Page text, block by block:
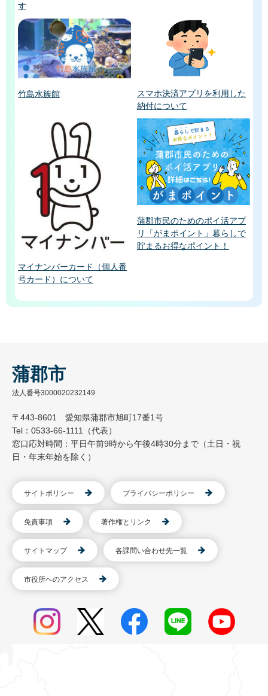
す
竹島水族館
スマホ決済アプリを利用した
納付について
マイナンバーカード（個人番
号カード）について
蒲郡市民のためのポイ活アプ
リ「がまポイント」暮らしで
貯まるお得なポイント！
蒲郡市
法人番号3000020232149
〒443-8601 愛知県蒲郡市旭町17番1号
Tel：0533-66-1111（代表）
窓口応対時間：平日午前9時から午後4時30分まで（土日・祝
日・年末年始を除く）
サイトポリシー プライバシーポリシー
免責事項 著作権とリンク
サイトマップ 各課問い合わせ先一覧
市役所へのアクセス